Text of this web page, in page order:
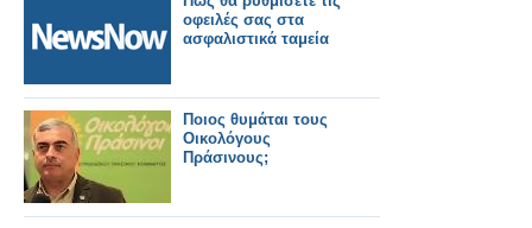
οφειλές σας στα
ασφαλιστικά ταμεία
Ποιος θυμάται τους
Οικολόγους
Πράσινους;